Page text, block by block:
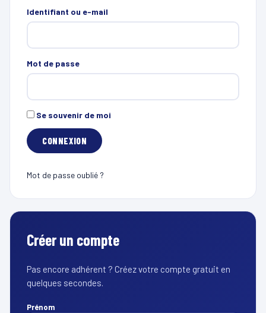
Identifiant ou e-mail
Mot de passe
Se souvenir de moi
Mot de passe oublié ?
Créer un compte
Pas encore adhérent ? Créez votre compte gratuit en
quelques secondes.
Prénom